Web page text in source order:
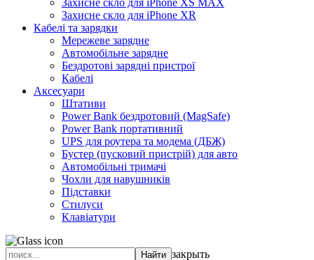
Захисне скло для iPhone XS MAX
Захисне скло для iPhone XR
Кабелі та зарядки
Мережеве зарядне
Автомобільне зарядне
Бездротові зарядні пристрої
Кабелі
Аксесуари
Штативи
Power Bank бездротовий (MagSafe)
Power Bank портативний
UPS для роутера та модема (ДБЖ)
Бустер (пусковий пристрій) для авто
Автомобільні тримачі
Чохли для навушників
Підставки
Стилуси
Клавіатури
закрыть